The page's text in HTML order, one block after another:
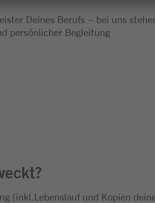
Deines Berufs – bei uns
persönlicher Begleitung
(inkl.Lebenslauf und Kopien